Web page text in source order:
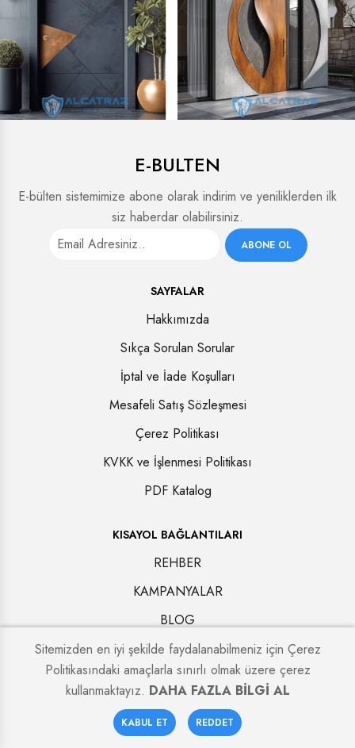
E-BULTEN
E-bülten sistemimize abone olarak indirim ve yeniliklerden ilk
siz haberdar olabilirsiniz.
ABONE OL
SAYFALAR
Hakkımızda
Sıkça Sorulan Sorular
İptal ve İade Koşulları
Mesafeli Satış Sözleşmesi
Çerez Politikası
KVKK ve İşlenmesi Politikası
PDF Katalog
KISAYOL BAĞLANTILARI
REHBER
KAMPANYALAR
BLOG
İLETİŞİM
Copyright © 2024. All rights reserved.Alcatraz Çelik Kapı
0
Sepetim Favoriler
Sitemizden en iyi şekilde faydalanabilmeniz için Çerez
Politikasındaki amaçlarla sınırlı olmak üzere çerez
kullanmaktayız. DAHA FAZLA BİLGİ AL
KABUL ET REDDET